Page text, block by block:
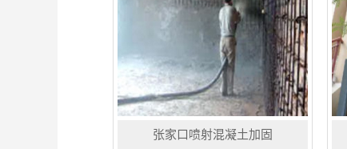
张家口喷射混凝土加固